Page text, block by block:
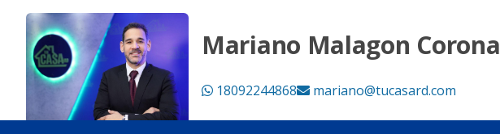
Mariano Malagon Corona
18092244868 mariano@tucasard.com
Apartamento en venta en la Jacobo Majluta - Tu Casa RD